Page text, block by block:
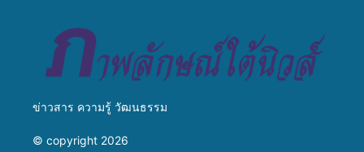
ข่าวสาร ความรู้ วัฒนธรรม
© copyright 2026